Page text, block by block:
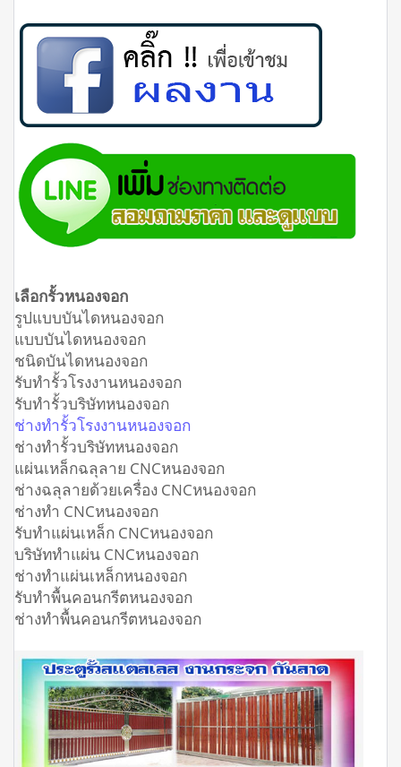
เลือกรั้วหนองจอก
รูปแบบบันไดหนองจอก
แบบบันไดหนองจอก
ชนิดบันไดหนองจอก
รับทำรั้วโรงงานหนองจอก
รับทำรั้วบริษัทหนองจอก
ช่างทำรั้วโรงงานหนองจอก
ช่างทำรั้วบริษัทหนองจอก
แผ่นเหล็กฉลุลาย CNCหนองจอก
ช่างฉลุลายด้วยเครื่อง CNCหนองจอก
ช่างทำ CNCหนองจอก
รับทำแผ่นเหล็ก CNCหนองจอก
บริษัททำแผ่น CNCหนองจอก
ช่างทำแผ่นเหล็กหนองจอก
รับทำพื้นคอนกรีตหนองจอก
ช่างทำพื้นคอนกรีตหนองจอก